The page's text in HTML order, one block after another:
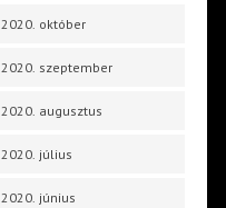
2020. október
2020. szeptember
2020. augusztus
2020. július
2020. június